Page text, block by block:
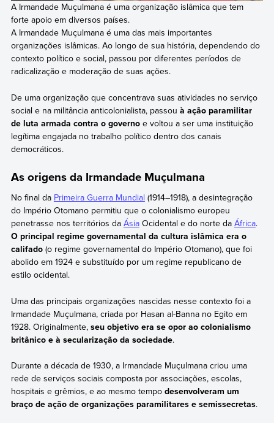
A Irmandade Muçulmana é uma organização islâmica que tem
forte apoio em diversos países.
A Irmandade Muçulmana é uma das mais importantes
organizações islâmicas. Ao longo de sua história, dependendo do
contexto político e social, passou por diferentes períodos de
radicalização e moderação de suas ações.
De uma organização que concentrava suas atividades no serviço
social e na militância anticolonialista, passou à ação paramilitar
de luta armada contra o governoe voltou a ser uma instituição
legítima engajada no trabalho político dentro dos canais
democráticos.
As origens da Irmandade Muçulmana
No final da Primeira Guerra Mundial (1914–1918), a desintegração
do Império Otomano permitiu que o colonialismo europeu
penetrasse nos territórios da ÁsiaOcidental e do norte da África.
O principal regime governamental da cultura islâmica era o
califado(o regime governamental do Império Otomano), que foi
abolido em 1924 e substituído por um regime republicano de
estilo ocidental.
Uma das principais organizações nascidas nesse contexto foi a
Irmandade Muçulmana, criada por Hasan al-Banna no Egito em
1928. Originalmente, seu objetivo era se opor ao colonialismo
britânico e à secularização da sociedade.
Durante a década de 1930, a Irmandade Muçulmana criou uma
rede de serviços sociais composta por associações, escolas,
hospitais e grêmios, e ao mesmo tempo desenvolveram um
braço de ação de organizações paramilitares e semissecretas.